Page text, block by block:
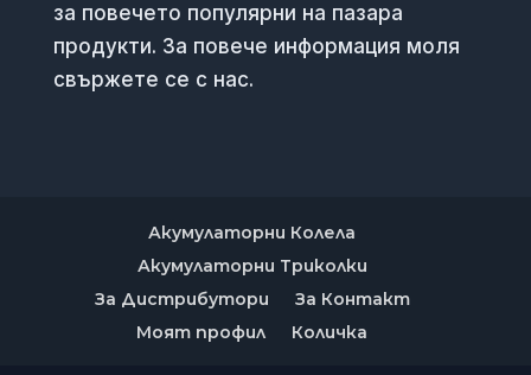
за повечето популярни на пазара
продукти. За повече информация моля
свържете се с нас.
Акумулаторни Колела
Акумулаторни Триколки
За Дистрибутори
За Контакт
Моят профил
Количка